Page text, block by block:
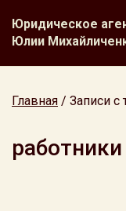
Юридическое
Юлии
Главная / Записи с
работники